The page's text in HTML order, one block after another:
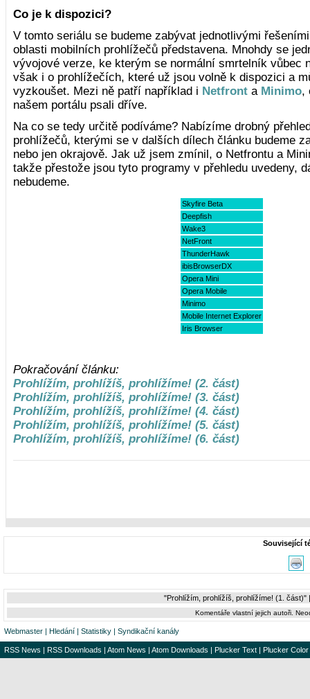
Co je k dispozici?
V tomto seriálu se budeme zabývat jednotlivými
oblasti mobilních prohlížečů představena. Mnohdy se
vývojové verze, ke kterým se normální smrtelník vůbec
však i o prohlížečích, které už jsou volně k dispozici a
vyzkoušet. Mezi ně patří například i Netfronta Minimo,
našem portálu psali dříve.
Na co se tedy určitě podíváme? Nabízíme drobný
prohlížečů, kterými se v dalších dílech článku budeme
nebo jen okrajově. Jak už jsem zmínil, o Netfrontu a
takže přestože jsou tyto programy v přehledu uvedeny,
nebudeme.
Skyfire Beta
Deepfish
Wake3
NetFront
ThunderHawk
ibisBrowserDX
Opera Mini
Opera Mobile
Minimo
Mobile Internet Explorer
Iris Browser
Pokračování článku:
Prohlížím, prohlížíš, prohlížíme! (2. část)
Prohlížím, prohlížíš, prohlížíme! (3. část)
Prohlížím, prohlížíš, prohlížíme! (4. část)
Prohlížím, prohlížíš, prohlížíme! (5. část)
Prohlížím, prohlížíš, prohlížíme! (6. část)
Související
"Prohlížím, prohlížíš, prohlížíme! (1. část)"
Komentáře vlastní jejich autoři.
Webmaster | Hledání | Statistiky | Syndikační kanály
RSS News | RSS Downloads | Atom News | Atom Downloads | Plucker Text | Plucker Color